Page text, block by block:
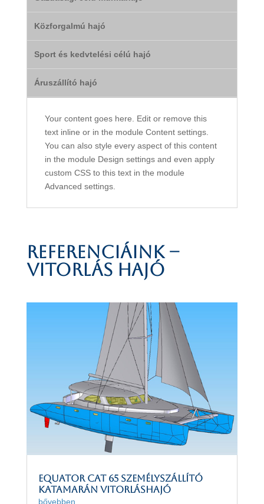
Közforgalmú hajó
Sport és kedvtelési célú hajó
Áruszállító hajó
Your content goes here. Edit or remove this
text inline or in the module Content settings.
You can also style every aspect of this content
in the module Design settings and even apply
custom CSS to this text in the module
Advanced settings.
Referenciáink –
vitorlás hajó
Equator Cat 65 személyszállító
katamarán vitorláshajó
bővebben